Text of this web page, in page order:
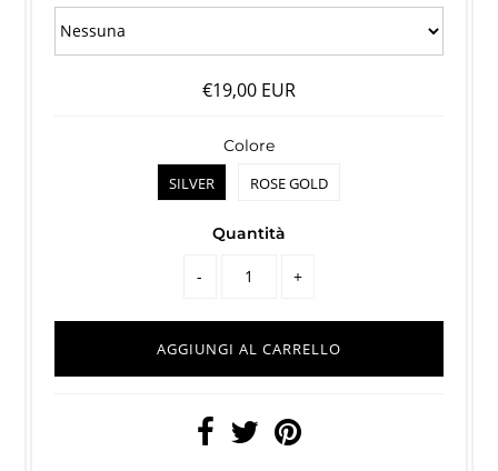
€19,00 EUR
Colore
SILVER
ROSE GOLD
Quantità
- +